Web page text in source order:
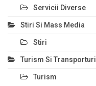
Servicii Diverse
Stiri Si Mass Media
Stiri
Turism Si Transporturi
Turism